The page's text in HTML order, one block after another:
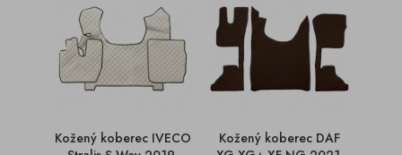
Kožený koberec IVECO
Kožený koberec DAF